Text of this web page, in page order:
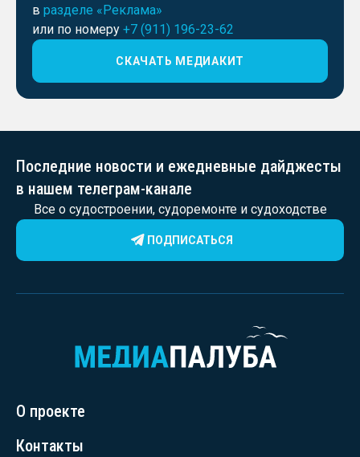
в разделе «Реклама»
или по номеру +7 (911) 196-23-62
СКАЧАТЬ МЕДИАКИТ
Последние новости и ежедневные дайджесты
в нашем телеграм-канале
Все о судостроении, судоремонте и судоходстве
ПОДПИСАТЬСЯ
О проекте
Контакты